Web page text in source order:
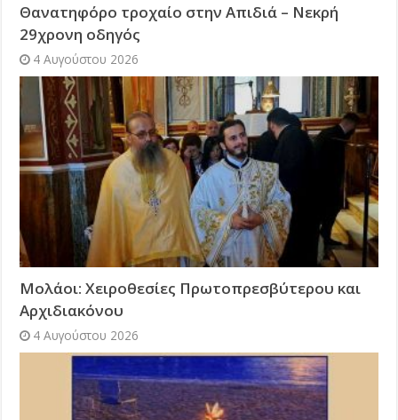
Θανατηφόρο τροχαίο στην Απιδιά – Νεκρή
29χρονη οδηγός
4 Αυγούστου 2026
Μολάοι: Χειροθεσίες Πρωτοπρεσβύτερου και
Αρχιδιακόνου
4 Αυγούστου 2026